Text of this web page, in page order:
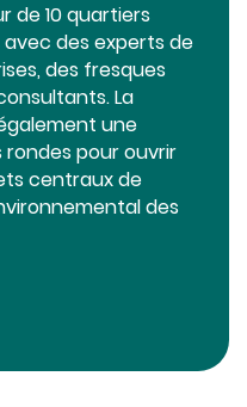
de 10 quartiers
des experts de
des fresques
La
une
pour ouvrir
centraux de
des